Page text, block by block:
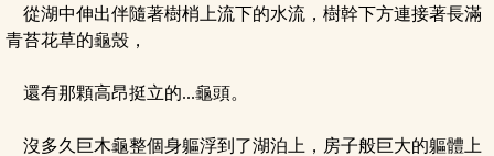
從湖中伸出伴隨著樹梢上流下的水流，樹幹下方連接著長滿
青苔花草的龜殼，
還有那顆高昂挺立的...龜頭。
沒多久巨木龜整個身軀浮到了湖泊上，房子般巨大的軀體上